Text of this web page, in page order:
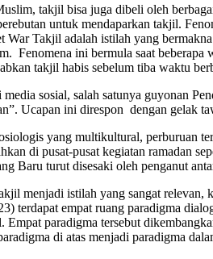
takjil bisa juga dibeli oleh
untuk mendaparkan takjil.
War Takjil adalah istilah yang
Fenomena ini bermula saat beberapa
takjil habis sebelum tiba waktu
sosial, salah satunya guyonan
Ucapan ini direspon dengan gelak
yang multikultural, perburuan
di pusat-pusat kegiatan ramadan
Baru turut disesaki oleh penganut
menjadi istilah yang sangat relevan,
terdapat empat ruang paradigma
paradigma tersebut
di atas menjadi paradigma